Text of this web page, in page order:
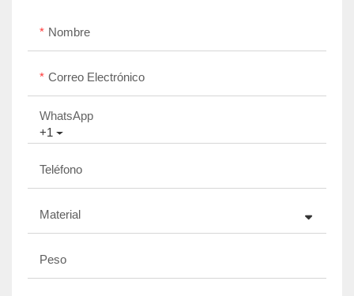
Nombre
Correo Electrónico
+1
WhatsApp
Teléfono
Material
Peso